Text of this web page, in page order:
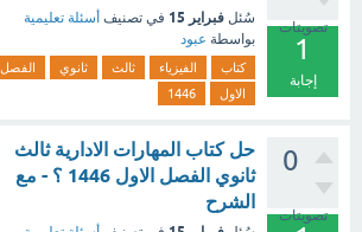
تصويتات
1
إجابة
سُئل فبراير 15 في تصنيف أسئلة تعليمية
بواسطة عبود
كتاب الفيزياء ثالث ثانوي
الفصل
الاول
1446
0
تصويتات
حل كتاب المهارات الادارية ثالث
ثانوي الفصل الاول 1446 ؟ - مع
الشرح